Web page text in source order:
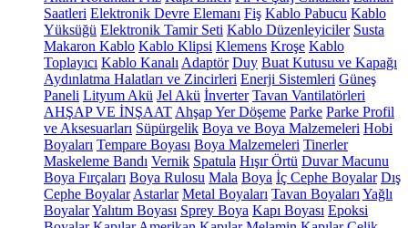
Saatleri Elektronik Devre Elemanı Fiş Kablo Pabucu Kablo
Yüksüğü Elektronik Tamir Seti Kablo Düzenleyiciler Susta
Makaron Kablo Kablo Klipsi Klemens Kroşe Kablo
Toplayıcı Kablo Kanalı Adaptör Duy Buat Kutusu ve Kapağı
Aydınlatma Halatları ve Zincirleri Enerji Sistemleri Güneş
Paneli Lityum Akü Jel Akü İnverter Tavan Vantilatörleri
AHŞAP VE İNŞAAT Ahşap Yer Döşeme Parke Parke Profil
ve Aksesuarları Süpürgelik Boya ve Boya Malzemeleri Hobi
Boyaları Tempare Boyası Boya Malzemeleri Tinerler
Maskeleme Bandı Vernik Spatula Hışır Örtü Duvar Macunu
Boya Fırçaları Boya Rulosu Mala Boya İç Cephe Boyalar Dış
Cephe Boyalar Astarlar Metal Boyaları Tavan Boyaları Yağlı
BoyalarYalıtım Boyası Sprey Boya Kapı Boyası Epoksi